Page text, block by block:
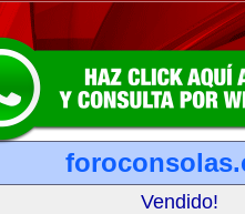
Vendido!